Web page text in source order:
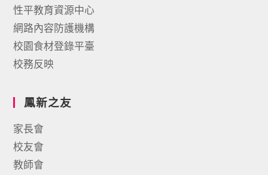
性平教育資源中心
網路內容防護機構
校園食材登錄平臺
校務反映
鳳新之友
家長會
校友會
教師會